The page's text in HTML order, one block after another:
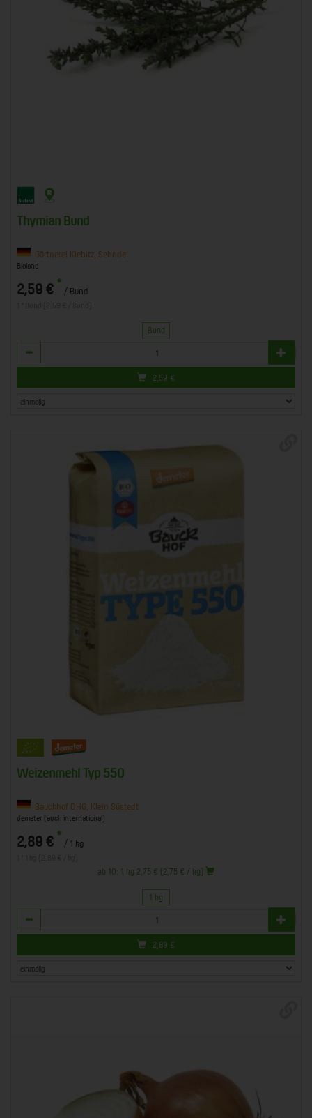
Thymian Bund
Gärtnerei Kiebitz, Sehnde
Bioland
2,59 € * / Bund
Bund
Anzahl
2,59 €
Weizenmehl Typ 550
Bauckhof OHG, Klein Süstedt
demeter (auch international)
2,89 € * / 1 kg
ab 10: 1 kg 2,75 € (2,75 € / kg)
1 kg
Anzahl
2,89 €